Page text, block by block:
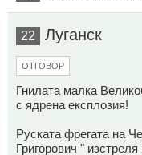
22 Луганск
ОТГОВОР
Гнилата малка
с ядрена експлозия!
Руската фрегата на
Григорович "